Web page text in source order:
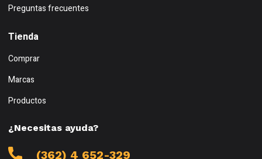
Preguntas frecuentes
Tienda
Comprar
Marcas
Productos
¿Necesitas ayuda?
(362) 4 652-329